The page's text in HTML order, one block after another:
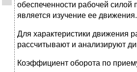
обеспеченности рабочей силой
является изучение ее движения.
Для характеристики движения
рассчитывают и анализируют
Коэффициент оборота по